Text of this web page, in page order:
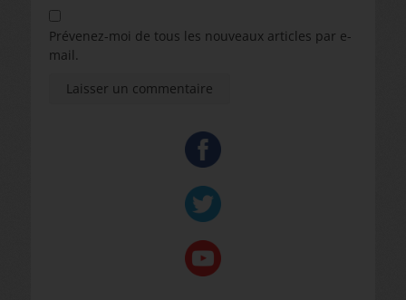
Prévenez-moi de tous les nouveaux articles par e-
mail.